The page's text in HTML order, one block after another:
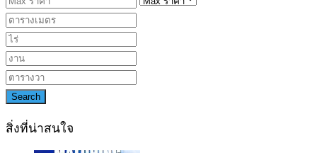
Search
สิ่งที่น่าสนใจ